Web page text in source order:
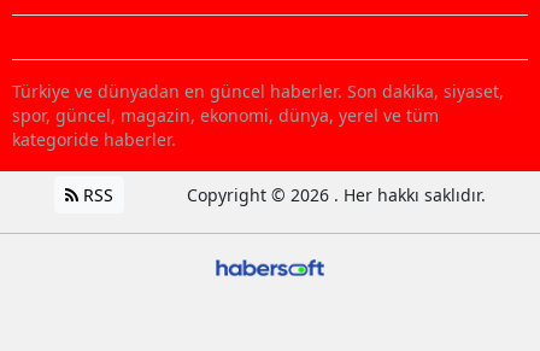
Türkiye ve dünyadan en güncel haberler. Son dakika, siyaset,
spor, güncel, magazin, ekonomi, dünya, yerel ve tüm
kategoride haberler.
RSS Copyright © 2026 . Her hakkı saklıdır.